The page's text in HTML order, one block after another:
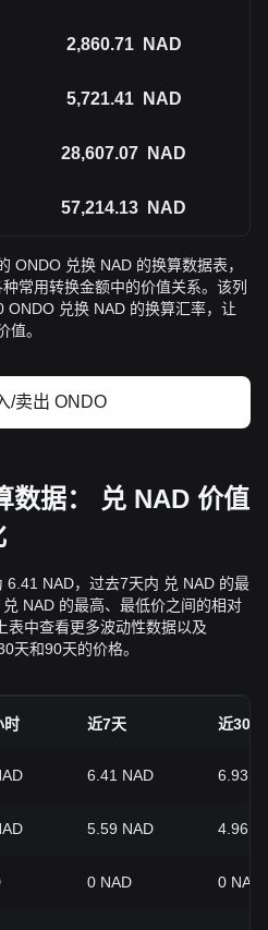
2,860.71 NAD
5,721.41 NAD
28,607.07 NAD
57,214.13 NAD
ONDO 兑换 NAD 的换算数据表，
常用转换金额中的价值关系。该列
兑换 NAD 的换算汇率，让
值。
/卖出 ONDO
数据： 兑 NAD 价值
6.41 NAD，过去7天内 兑 NAD 的最
NAD 的最高、最低价之间的相对
表中查看更多波动性数据以及
天和90天的价格。
时 近7天 近30天
6.41 NAD 6.93
5.59 NAD 4.96
0 NAD 0 NAD